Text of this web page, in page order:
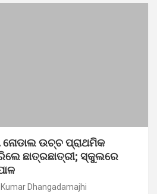
ନୋଡାଲ ଉଚ୍ଚ ପ୍ରାଥମିକ
ଛାତ୍ରଛାତ୍ରୀ; ସ୍କୁଲରେ
Dhangadamajhi